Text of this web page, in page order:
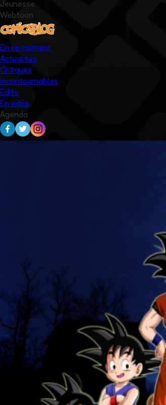
Jeunesse
Webtoon
En ce moment
Actualités
Critiques
Incontournables
Edito
En vidéo
Agenda